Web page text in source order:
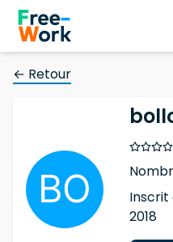
← Retour
Inscrit
2018